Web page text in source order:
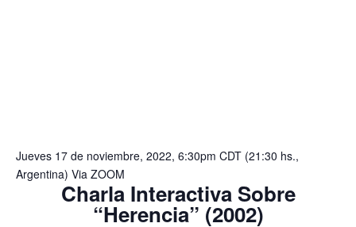
Jueves 17 de noviembre, 2022, 6:30pm CDT (21:30 hs.,
Argentina) Via ZOOM
Charla Interactiva Sobre
“Herencia” (2002)